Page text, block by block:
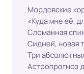
Мордовские
«Куда мне её,
Сломанная
Сидней, новая
Три
Астропрогноз